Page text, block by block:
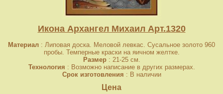
Икона Архангел Михаил Арт.1320
Материал : Липовая доска. Меловой левкас. Сусальное золото 960
пробы. Темперные краски на яичном желтке.
Размер: 21-25 см.
Технология : Возможно написание в других размерах.
Срок изготовления : В наличии
Цена